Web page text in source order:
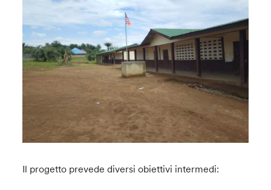
Il progetto prevede diversi obiettivi intermedi: